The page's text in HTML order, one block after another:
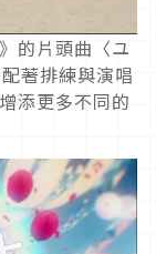
的片頭曲〈ユ
著排練與演唱
添更多不同的